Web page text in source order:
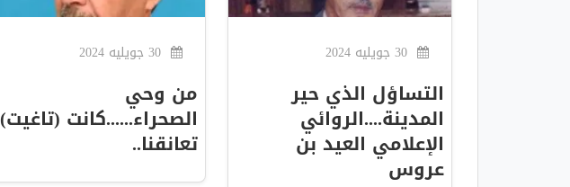
التساؤل الذي حير
المدينة....الروائي
الإعلامي العيد بن
عروس
من وحي
الصحراء......كانت (تاغيت)
تعانقنا..